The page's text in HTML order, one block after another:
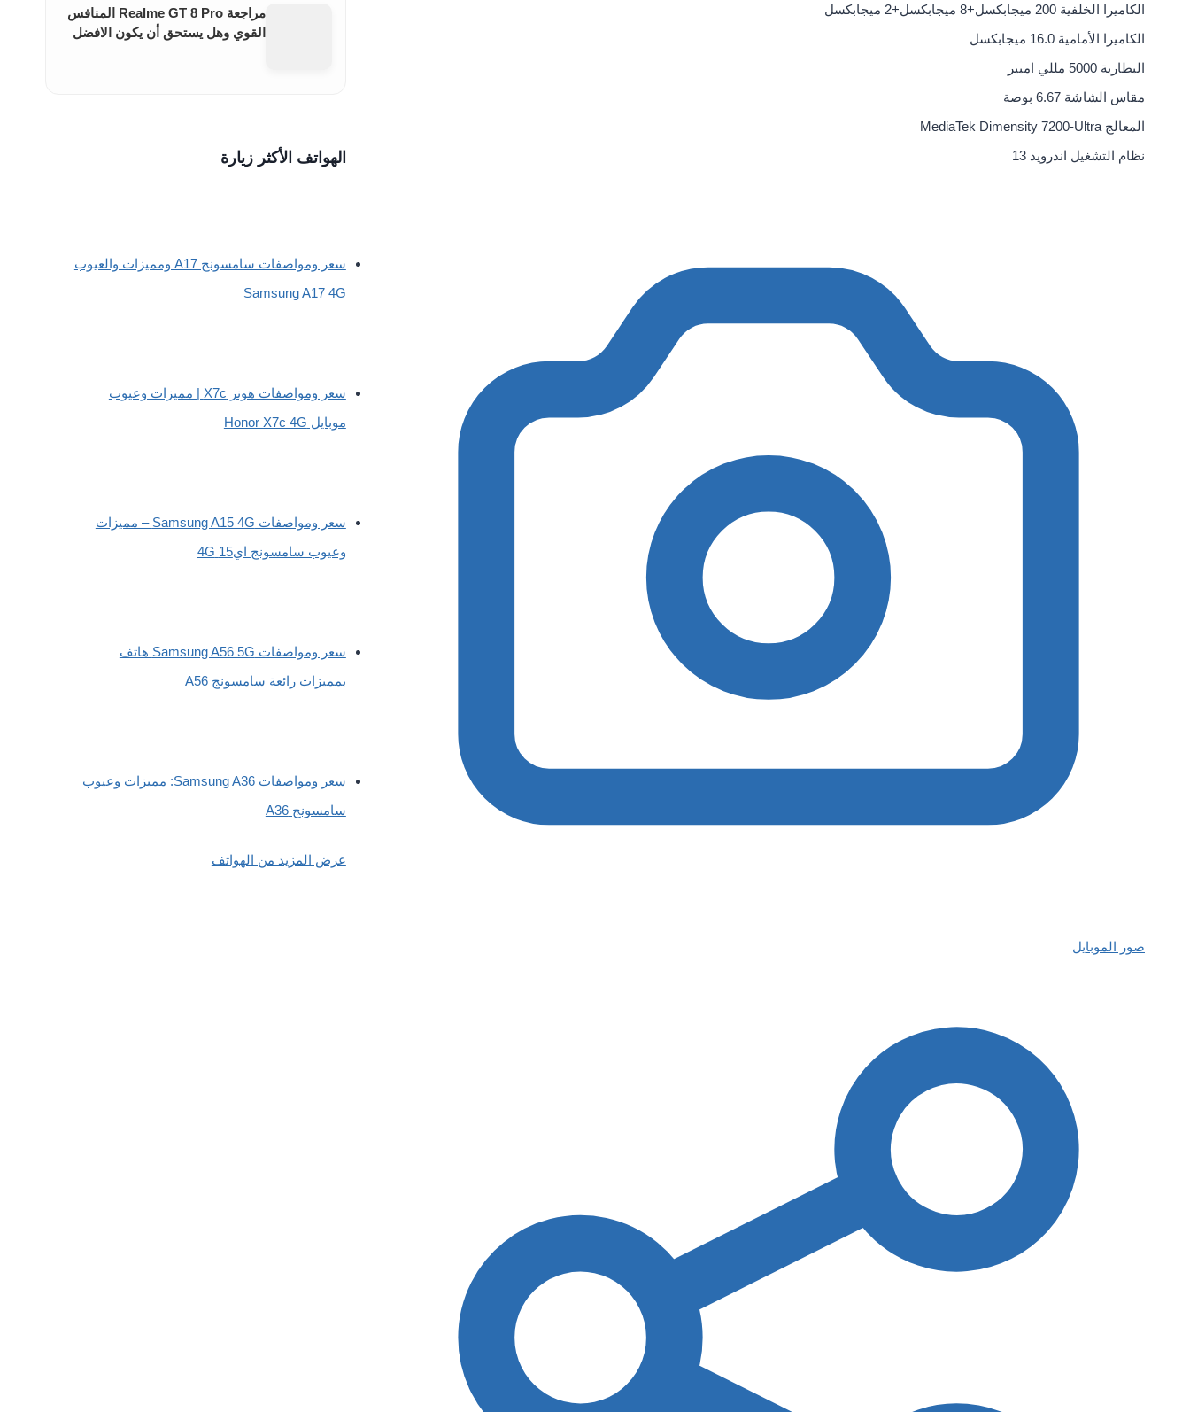
الكاميرا الخلفية 200 ميجابكسل+8 ميجابكسل+2 ميجابكسل
الكاميرا الأمامية 16.0 ميجابكسل
البطارية 5000 مللي امبير
مقاس الشاشة 6.67 بوصة
المعالج MediaTek Dimensity 7200-Ultra
نظام التشغيل اندرويد 13
صور الموبايل
مراجعة Realme GT 8 Pro المنافس
القوي وهل يستحق أن يكون الافضل
الهواتف الأكثر زيارة
سعر ومواصفات سامسونج A17 ومميزات والعيوب
Samsung A17 4G
سعر ومواصفات هونر X7c | مميزات وعيوب
موبايل Honor X7c 4G
سعر ومواصفات Samsung A15 4G – مميزات
وعيوب سامسونج اي15 4G
سعر ومواصفات Samsung A56 5G هاتف
بمميزات رائعة سامسونج A56
سعر ومواصفات Samsung A36: مميزات وعيوب
سامسونج A36
عرض المزيد من الهواتف